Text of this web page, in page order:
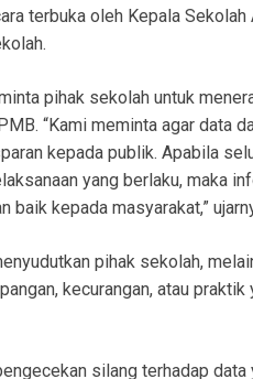
terbuka oleh Kepala Sekolah
pihak sekolah untuk
“Kami meminta agar data
kepada publik. Apabila
yang berlaku, maka
kepada masyarakat,”
pihak sekolah,
kecurangan, atau praktik
silang terhadap